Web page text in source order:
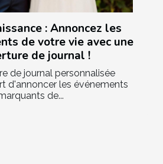
: Annoncez les
de votre vie avec une
de journal !
de journal personnalisée
d'annoncer les événements
de...